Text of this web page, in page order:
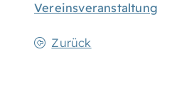
Vereinsveranstaltung
Zurück